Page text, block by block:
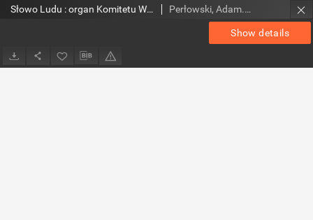
Show details
Słowo Ludu : organ Komitetu Wojewódzkiego Polskiej Zjednoczonej Partii Robotniczej, 1966, R.18, nr 113 (magazyn) Perłowski, Adam. Red.